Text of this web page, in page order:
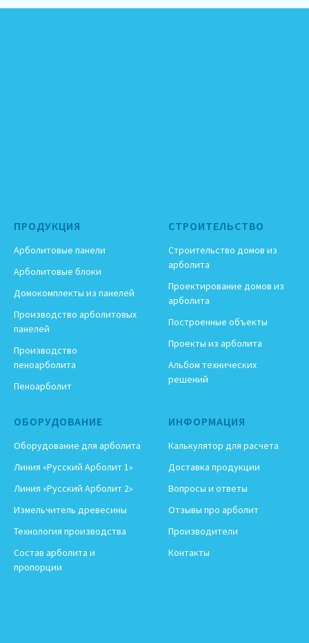
ПРОДУКЦИЯ
Арболитовые панели
Арболитовые блоки
Домокомплекты из панелей
Производство арболитовых
панелей
Производство
пеноарболита
Пеноарболит
СТРОИТЕЛЬСТВО
Строительство домов из
арболита
Проектирование домов из
арболита
Построенные объекты
Проекты из арболита
Альбом технических
решений
ОБОРУДОВАНИЕ
Оборудование для арболита
Линия «Русский Арболит 1»
Линия «Русский Арболит 2»
Измельчитель древесины
Технология производства
Состав арболита и
пропорции
ИНФОРМАЦИЯ
Калькулятор для расчета
Доставка продукции
Вопросы и ответы
Отзывы про арболит
Производители
Контакты